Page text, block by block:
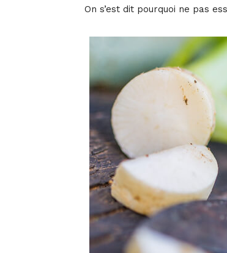
On s’est dit pourquoi ne pas